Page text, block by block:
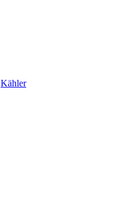
Kähler